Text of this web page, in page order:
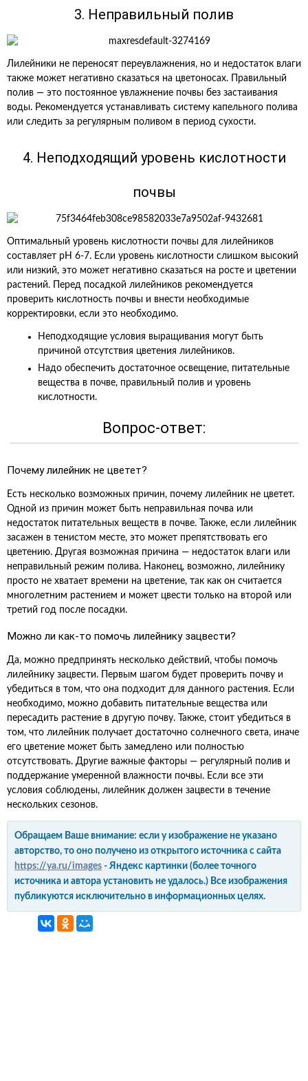
3. Неправильный полив
Лилейники не переносят переувлажнения, но и недостаток влаги
также может негативно сказаться на цветоносах. Правильный
полив — это постоянное увлажнение почвы без застаивания
воды. Рекомендуется устанавливать систему капельного полива
или следить за регулярным поливом в период сухости.
4. Неподходящий уровень кислотности
почвы
Оптимальный уровень кислотности почвы для лилейников
составляет pH 6-7. Если уровень кислотности слишком высокий
или низкий, это может негативно сказаться на росте и цветении
растений. Перед посадкой лилейников рекомендуется
проверить кислотность почвы и внести необходимые
корректировки, если это необходимо.
Неподходящие условия выращивания могут быть
причиной отсутствия цветения лилейников.
Надо обеспечить достаточное освещение, питательные
вещества в почве, правильный полив и уровень
кислотности.
Вопрос-ответ:
Почему лилейник не цветет?
Есть несколько возможных причин, почему лилейник не цветет.
Одной из причин может быть неправильная почва или
недостаток питательных веществ в почве. Также, если лилейник
засажен в тенистом месте, это может препятствовать его
цветению. Другая возможная причина — недостаток влаги или
неправильный режим полива. Наконец, возможно, лилейнику
просто не хватает времени на цветение, так как он считается
многолетним растением и может цвести только на второй или
третий год после посадки.
Можно ли как-то помочь лилейнику зацвести?
Да, можно предпринять несколько действий, чтобы помочь
лилейнику зацвести. Первым шагом будет проверить почву и
убедиться в том, что она подходит для данного растения. Если
необходимо, можно добавить питательные вещества или
пересадить растение в другую почву. Также, стоит убедиться в
том, что лилейник получает достаточно солнечного света, иначе
его цветение может быть замедлено или полностью
отсутствовать. Другие важные факторы — регулярный полив и
поддержание умеренной влажности почвы. Если все эти
условия соблюдены, лилейник должен зацвести в течение
нескольких сезонов.
Обращаем Ваше внимание: если у изображение не указано
авторство, то оно получено из открытого источника с сайта
https://ya.ru/images - Яндекс картинки (более точного
источника и автора установить не удалось.) Все изображения
публикуются исключительно в информационных целях.